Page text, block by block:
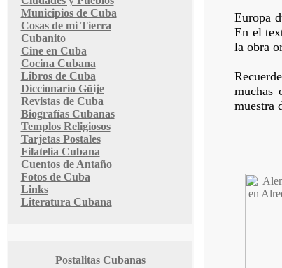
Municipios de Cuba
Cosas de mi Tierra
Cubanito
Cine en Cuba
Cocina Cubana
Libros de Cuba
Diccionario Güije
Revistas de Cuba
Biografías Cubanas
Templos Religiosos
Tarjetas Postales
Filatelia Cubana
Cuentos de Antaño
Fotos de Cuba
Links
Literatura Cubana
Postalitas Cubanas
Europa
En el
la obra
muchas
muestra